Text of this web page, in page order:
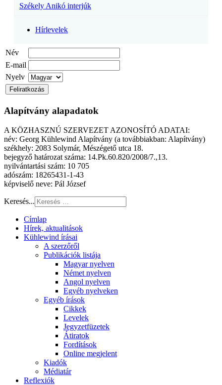
Székely Anikó interjúk
Hírlevelek
Név
E-mail
Nyelv
Alapítvány alapadatok
A KÖZHASZNÚ SZERVEZET AZONOSÍTÓ ADATAI:
név: Georg Kühlewind Alapítvány (a továbbiakban: Alapítvány)
székhely: 2083 Solymár, Mészégető utca 18.
bejegyző határozat száma: 14.Pk.60.820/2008/7.,13.
nyilvántartási szám: 10 705
adószám: 18265431-1-43
képviselő neve: Pál József
Keresés...
Címlap
Hírek, aktualitások
Kühlewind írásai
A szerzőről
Publikációk listája
Magyar nyelven
Német nyelven
Angol nyelven
Egyéb nyelveken
Egyéb írások
Cikkek
Levelek
Jegyzetfüzetek
Átiratok
Fordítások
Online megjelent
Kiadók
Médiatár
Reflexiók